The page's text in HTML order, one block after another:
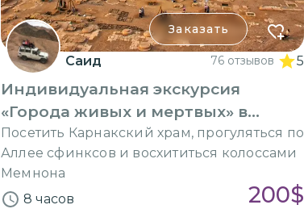
Заказать
Саид 76 отзывов 5
Индивидуальная экскурсия
«Города живых и мертвых» в
Луксоре
Посетить Карнакский храм, прогуляться по
Аллее сфинксов и восхититься колоссами
Мемнона
8 часов
200$